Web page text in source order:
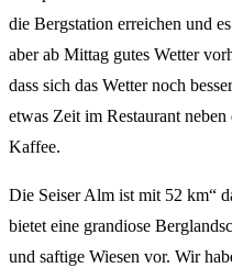
die Bergstation erreichen und
aber ab Mittag gutes Wetter
dass sich das Wetter noch
etwas Zeit im Restaurant
Kaffee.
Die Seiser Alm ist mit 52 km“
bietet eine grandiose
und saftige Wiesen vor. Wir